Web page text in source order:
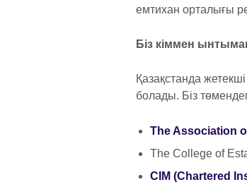
емтихан орталығы
Біз кіммен
Қазақстанда
болады. Біз
The Association
The College of
CIM (Chartered